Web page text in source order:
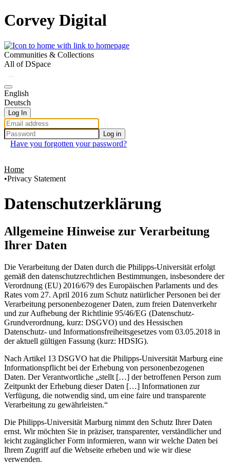
Corvey Digital
Communities & Collections
All of DSpace
English
Deutsch
Log In
Log in
Have you forgotten your password?
Home
Privacy Statement
Datenschutzerklärung
Allgemeine Hinweise zur Verarbeitung
Ihrer Daten
Die Verarbeitung der Daten durch die Philipps-Universität erfolgt
gemäß den datenschutzrechtlichen Bestimmungen, insbesondere der
Verordnung (EU) 2016/679 des Europäischen Parlaments und des
Rates vom 27. April 2016 zum Schutz natürlicher Personen bei der
Verarbeitung personenbezogener Daten, zum freien Datenverkehr
und zur Aufhebung der Richtlinie 95/46/EG (Datenschutz-
Grundverordnung, kurz: DSGVO) und des Hessischen
Datenschutz- und Informationsfreiheitsgesetzes vom 03.05.2018 in
der aktuell gültigen Fassung (kurz: HDSIG).
Nach Artikel 13 DSGVO hat die Philipps-Universität Marburg eine
Informationspflicht bei der Erhebung von personenbezogenen
Daten. Der Verantwortliche „stellt […] der betroffenen Person zum
Zeitpunkt der Erhebung dieser Daten […] Informationen zur
Verfügung, die notwendig sind, um eine faire und transparente
Verarbeitung zu gewährleisten.“
Die Philipps-Universität Marburg nimmt den Schutz Ihrer Daten
ernst. Wir möchten Sie in präziser, transparenter, verständlicher und
leicht zugänglicher Form informieren, wann wir welche Daten bei
Ihrem Zugriff auf die Webseite erheben und wie wir diese
verwenden.